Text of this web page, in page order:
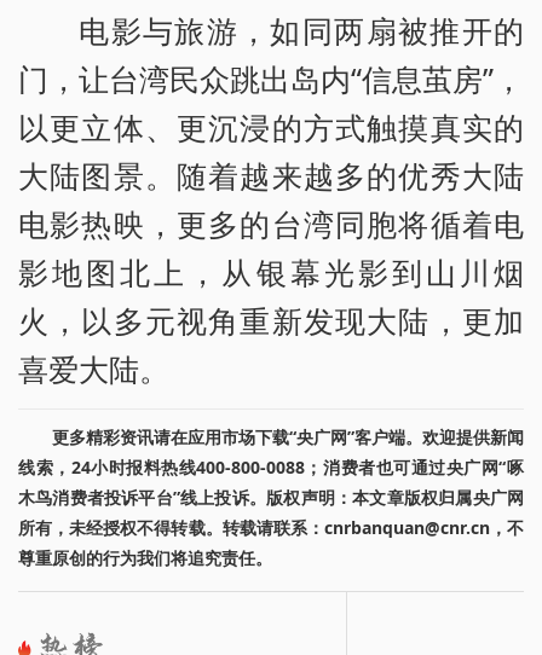
电影与旅游，如同两扇被推开的
门，让台湾民众跳出岛内“信息茧房”，
以更立体、更沉浸的方式触摸真实的
大陆图景。随着越来越多的优秀大陆
电影热映，更多的台湾同胞将循着电
影地图北上，从银幕光影到山川烟
火，以多元视角重新发现大陆，更加
喜爱大陆。
更多精彩资讯请在应用市场下载“央广网”客户端。欢迎提供新闻
线索，24小时报料热线400-800-0088；消费者也可通过央广网“啄
木鸟消费者投诉平台”线上投诉。版权声明：本文章版权归属央广网
所有，未经授权不得转载。转载请联系：cnrbanquan@cnr.cn，不
尊重原创的行为我们将追究责任。